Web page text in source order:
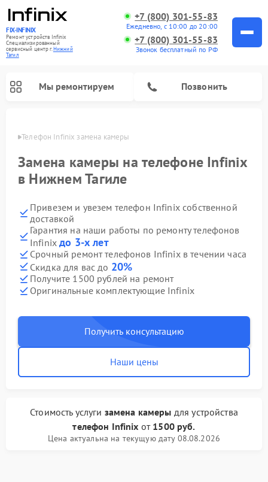
FIX-INFINIX
Ремонт устройств Infinix
Специализированный
cервисный центр г.Нижний
Тагил
+7 (800) 301-55-83
Ежедневно, с 10:00 до 20:00
+7 (800) 301-55-83
Звонок бесплатный по РФ
Мы ремонтируем Позвонить
Телефон Infinix замена камеры
Замена камеры на телефоне Infinix
в Нижнем Тагиле
Привезем и увезем телефон Infinix собственной
доставкой
Гарантия на наши работы по ремонту телефонов
Infinixдо 3-х лет
Срочный ремонт телефонов Infinix в течении часа
Скидка для вас до 20%
Получите 1500 рублей на ремонт
Оригинальные комплектующие Infinix
Получить консультацию
Наши цены
Стоимость услуги замена камеры для устройства
телефон Infinix от 1500 руб.
Цена актуальна на текущую дату 08.08.2026